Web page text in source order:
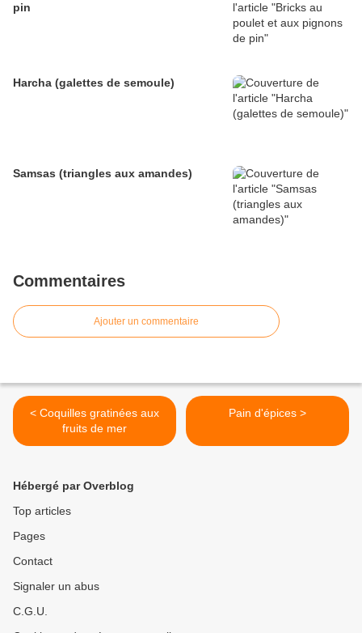
pin
Harcha (galettes de semoule)
Samsas (triangles aux amandes)
Commentaires
Ajouter un commentaire
< Coquilles gratinées aux
fruits de mer
Pain d'épices >
Hébergé par Overblog
Top articles
Pages
Contact
Signaler un abus
C.G.U.